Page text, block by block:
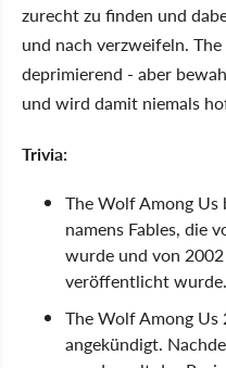
zurecht zu finden und
und nach verzweifeln.
deprimierend - aber
und wird damit niemals
Trivia:
The Wolf Among
namens Fables, die
wurde und von
veröffentlicht wurde.
The Wolf Among
angekündigt.